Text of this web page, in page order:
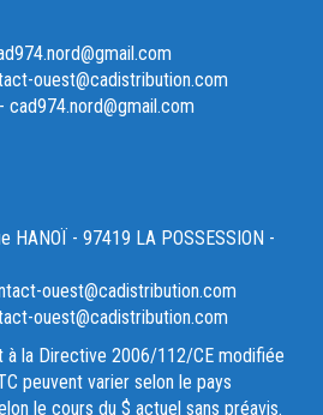
ouest@cadistribution.com
HANOÏ - 97419 LA POSSESSION -
ouest@cadistribution.com
ouest@cadistribution.com
à la Directive 2006/112/CE modifiée
peuvent varier selon le pays
le cours du $ actuel sans préavis.